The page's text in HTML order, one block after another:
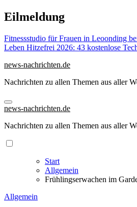
Zu
Inhalten
Eilmeldung
Fitnessstudio für Frauen in Leoonding
Leben Hitzefrei 2026: 43 kostenlose
news-nachrichten.de
Nachrichten zu allen Themen aus aller
news-nachrichten.de
Nachrichten zu allen Themen aus aller
Start
Allgemein
Frühlingserwachen im
Allgemein